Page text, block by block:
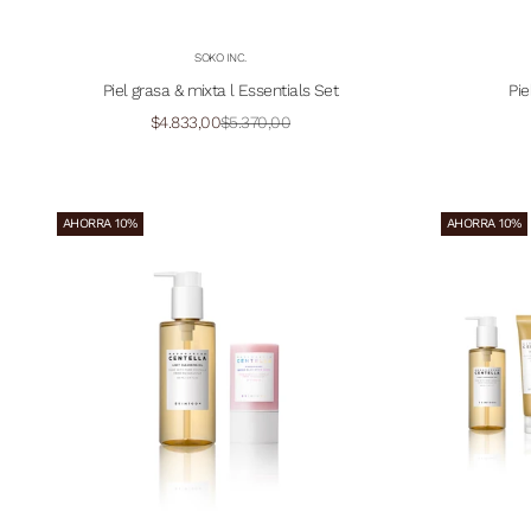
SOKO INC.
Piel grasa & mixta l Essentials Set
Precio de oferta
$4.833,00Precio normal
$5.370,00
AHORRA 10% AHORRA 10%